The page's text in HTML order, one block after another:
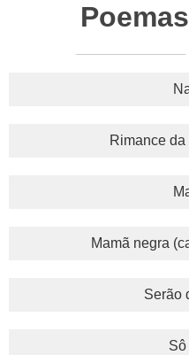
Rimance
Mamã negra
Serão